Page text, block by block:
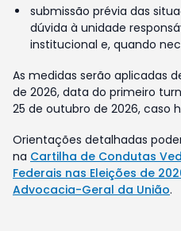
submissão prévia das
dúvida à unidade
institucional e, quando
As medidas serão aplicadas
de 2026, data do primeiro
25 de outubro de 2026, caso
Orientações detalhadas
na Cartilha de Condutas
Federais nas Eleições de
Advocacia-Geral da União.